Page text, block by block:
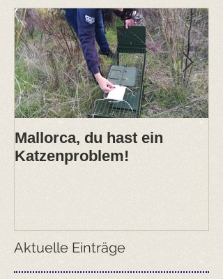
Mallorca, du hast ein
Katzenproblem!
Aktuelle Einträge